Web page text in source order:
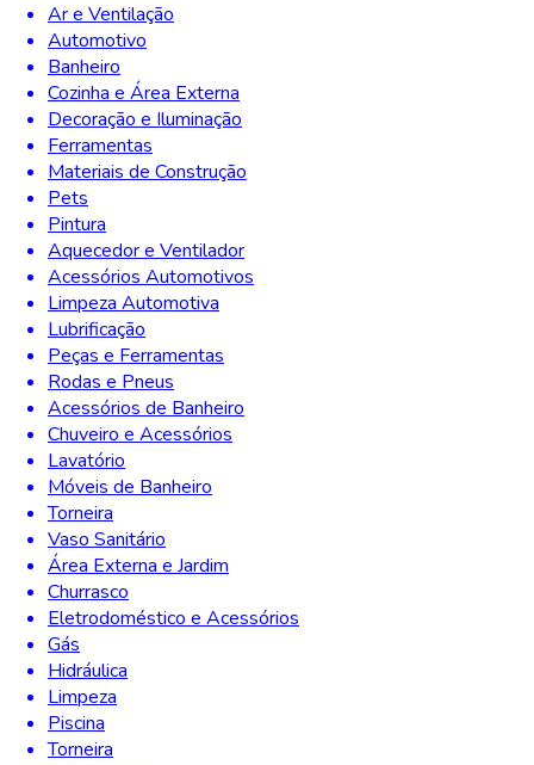
Ar e Ventilação
Automotivo
Banheiro
Cozinha e Área Externa
Decoração e Iluminação
Ferramentas
Materiais de Construção
Pets
Pintura
Aquecedor e Ventilador
Acessórios Automotivos
Limpeza Automotiva
Lubrificação
Peças e Ferramentas
Rodas e Pneus
Acessórios de Banheiro
Chuveiro e Acessórios
Lavatório
Móveis de Banheiro
Torneira
Vaso Sanitário
Área Externa e Jardim
Churrasco
Eletrodoméstico e Acessórios
Gás
Hidráulica
Limpeza
Piscina
Torneira